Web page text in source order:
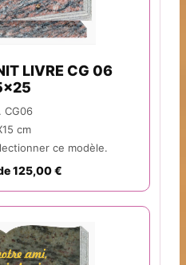
LIVRE CG 06
CG06
cm
ce modèle.
125,00 €